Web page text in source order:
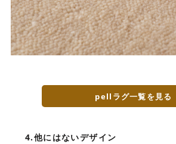
pellラグ一覧を見る
4.他にはないデザイン